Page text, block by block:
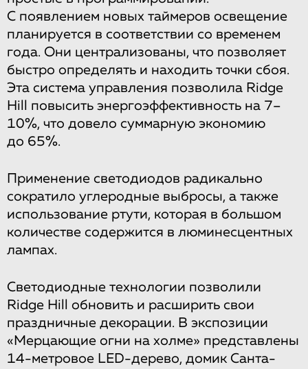
С появлением новых таймеров освещение
планируется в соответствии со временем
года. Они централизованы, что позволяет
быстро определять и находить точки сбоя.
Эта система управления позволила Ridge
Hill повысить энергоэффективность на 7–
10%, что довело суммарную экономию
до 65%.
Применение светодиодов радикально
сократило углеродные выбросы, а также
использование ртути, которая в большом
количестве содержится в люминесцентных
лампах.
Светодиодные технологии позволили
Ridge Hill обновить и расширить свои
праздничные декорации. В экспозиции
«Мерцающие огни на холме» представлены
14-метровое LED-дерево, домик Санта-